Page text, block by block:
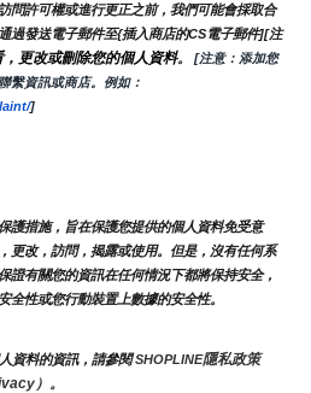
問許可權或進行更正之前，我們可能會採取合
過發送電子郵件至{插入商店的CS電子郵件][注
更改或刪除您的個人資料。
[注意：添加您
繫資訊或商店。例如：
]
護措施，旨在保護您提供的個人資料免受意
更改，訪問，揭露或使用。但是，沒有任何系
證有關您的資訊在任何情況下都將保持安全，
全性或您行動裝置上數據的安全性。
資料的資訊，請參閱 SHOPLINE隱私政策
）。